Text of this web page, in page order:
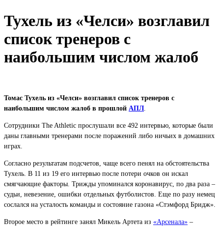
Тухель из «Челси» возглавил
список тренеров с
наибольшим числом жалоб
Томас Тухель из «Челси» возглавил список тренеров с
наибольшим числом жалоб в прошлой АПЛ.
Сотрудники The Athletic прослушали все 492 интервью, которые были
даны главными тренерами после поражений либо ничьих в домашних
играх.
Согласно результатам подсчетов, чаще всего пенял на обстоятельства
Тухель. В 11 из 19 его интервью после потери очков он искал
смягчающие факторы. Трижды упоминался коронавирус, по два раза –
судьи, невезение, ошибки отдельных футболистов. Еще по разу немец
сослался на усталость команды и состояние газона «Стэмфорд Бридж».
Второе место в рейтинге занял Микель Артета из «Арсенала» –